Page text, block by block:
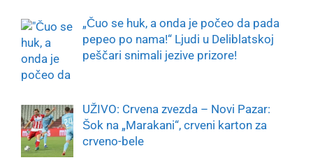
„Čuo se huk, a onda je počeo da pada
pepeo po nama!“ Ljudi u Deliblatskoj
peščari snimali jezive prizore!
UŽIVO: Crvena zvezda – Novi Pazar:
Šok na „Marakani“, crveni karton za
crveno-bele